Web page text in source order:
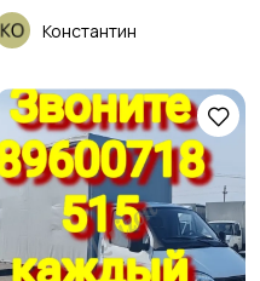
Константин